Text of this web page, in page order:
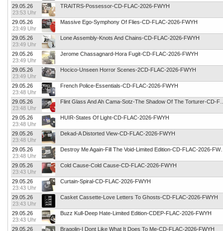
29.05.26
23:53 Uhr
TRAITRS-Possessor-CD-FLAC-2026-FWYH
29.05.26
23:49 Uhr
Massive Ego-Symphony Of Flies-CD-FLAC-2026-FWYH
29.05.26
23:49 Uhr
Lone Assembly-Knots And Chains-CD-FLAC-2026-FWYH
29.05.26
23:49 Uhr
Jerome Chassagnard-Hora Fugit-CD-FLAC-2026-FWYH
29.05.26
23:49 Uhr
Hocico-Unseen Horror Scenes-2CD-FLAC-2026-FWYH
29.05.26
23:48 Uhr
French Police-Essentials-CD-FLAC-2026-FWYH
29.05.26
23:48 Uhr
29.05.26
23:48 Uhr
HUIR-States Of Light-CD-FLAC-2026-FWYH
29.05.26
23:48 Uhr
Dekad-A Distorted View-CD-FLAC-2026-FWYH
29.05.26
23:48 Uhr
Destroy Me Again-Fill
29.05.26
23:43 Uhr
Cold Cause-Cold Cause-CD-FLAC-2026-FWYH
29.05.26
23:43 Uhr
Curtain-Spiral-CD-FLAC-2026-FWYH
29.05.26
23:43 Uhr
Casket Cassette-Love Letters To Ghosts-CD-FLAC-2026-FWYH
29.05.26
23:43 Uhr
Buzz Kull-Deep Hate-Limited Edition-CDEP-FLAC-2026-FWYH
29.05.26
Bragolin-I Dont Like What It Does To Me-CD-FLAC-2026-FWYH